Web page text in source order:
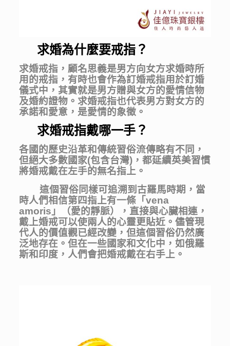
求婚為什麼要戒指？
求婚戒指，顧名思義是男方向女方求婚時所
用的戒指，有時也會作為訂婚戒指用於訂婚
儀式中，其實就是男方贈與女方的愛情信物
及婚約證物。求婚戒指也代表男方對女方的
承諾和愛意，是愛情的象徵。
求婚戒指戴哪一手？
各國的歷史沿革和傳統習俗流傳略有不同，
但絕大多數國家(包含台灣)，都延續英美習慣
將婚戒戴在左手的無名指上。
這個習俗同樣可追溯到古羅馬時期，當
時人們相信第四指上有一條「vena
amoris」（愛的靜脈），直接與心臟相連，
戴上婚戒可以使兩人的心靈更貼近。儘管現
代人的價值觀已經改變，但這個習俗仍然廣
泛地存在。但在一些國家和文化中，如俄羅
斯和印度，人們會把婚戒戴在右手上。